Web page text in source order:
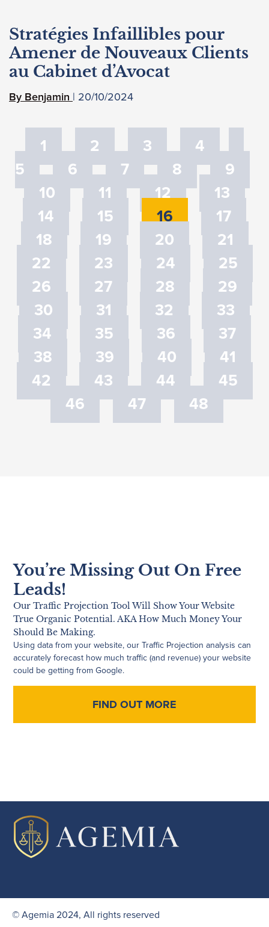
Stratégies Infaillibles pour
Amener de Nouveaux Clients
au Cabinet d’Avocat
Benjamin 20/10/2024
1 2 3
4
5
6 7 8
9
10
11 12
13
14
15 16
17
18
19 20
21
22
23 24
25
26
27 28
29
30
31 32
33
34
35 36
37
38
39 40
41
42
43 44
45
46
47 48
You’re Missing Out On Free
Leads!
Our Traffic Projection Tool Will Show Your Website
True Organic Potential. AKA How Much Money Your
Should Be Making.
Using data from your website, our Traffic Projection analysis can
accurately forecast how much traffic (and revenue) your website
could be getting from Google.
FIND OUT MORE
© Agemia 2024, All rights reserved